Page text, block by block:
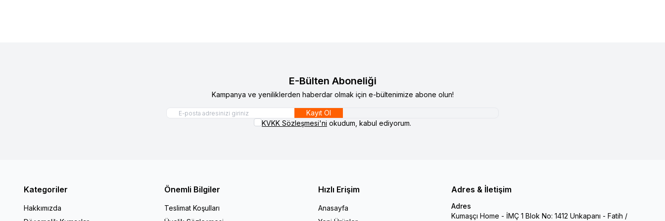
E-Bülten Aboneliği
Kampanya ve yeniliklerden haberdar olmak için e-bültenimize abone olun!
Kayıt Ol
KVKK Sözleşmesi'ni okudum, kabul ediyorum.
Kategoriler
Hakkımızda
Önemli Bilgiler
Teslimat Koşulları
Hızlı Erişim
Anasayfa
Adres & İletişim
Adres
Kumaşçı Home - İMÇ 1 Blok No: 1412 Unkapanı - Fatih /